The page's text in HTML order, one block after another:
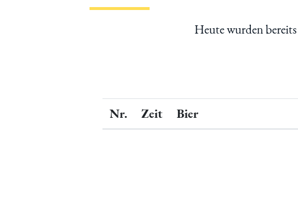
Heute wurden bereits
Nr. Zeit Bier